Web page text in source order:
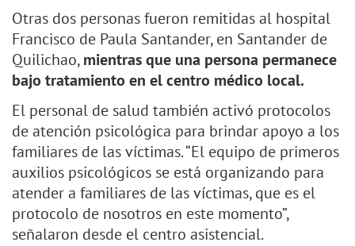
Otras dos personas fueron remitidas al hospital
Francisco de Paula Santander, en Santander de
Quilichao,mientras que una persona permanece
bajo tratamiento en el centro médico local.
El personal de salud también activó protocolos
de atención psicológica para brindar apoyo a los
familiares de las víctimas. “El equipo de primeros
auxilios psicológicos se está organizando para
atender a familiares de las víctimas, que es el
protocolo de nosotros en este momento”,
señalaron desde el centro asistencial.